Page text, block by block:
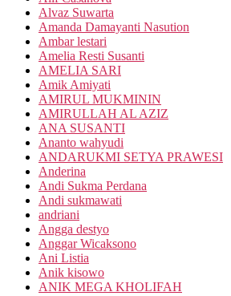
Alvaz Suwarta
Amanda Damayanti Nasution
Ambar lestari
Amelia Resti Susanti
AMELIA SARI
Amik Amiyati
AMIRUL MUKMININ
AMIRULLAH AL AZIZ
ANA SUSANTI
Ananto wahyudi
ANDARUKMI SETYA PRAWESI
Anderina
Andi Sukma Perdana
Andi sukmawati
andriani
Angga destyo
Anggar Wicaksono
Ani Listia
Anik kisowo
ANIK MEGA KHOLIFAH